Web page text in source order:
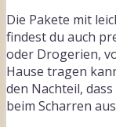
Die Pakete mit
findest du auch
oder Drogerien,
Hause tragen
den Nachteil,
beim Scharren